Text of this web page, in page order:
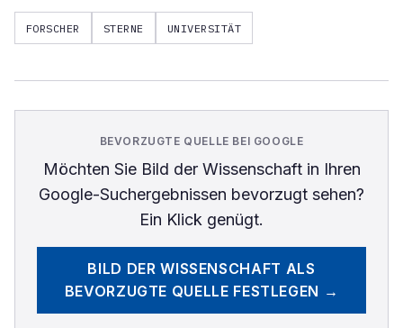
FORSCHER STERNE UNIVERSITÄT
BEVORZUGTE QUELLE BEI GOOGLE
Möchten Sie Bild der Wissenschaftin Ihren
Google-Suchergebnissen bevorzugt sehen?
Ein Klick genügt.
BILD DER WISSENSCHAFT ALS
BEVORZUGTE QUELLE FESTLEGEN →